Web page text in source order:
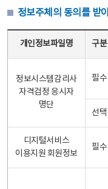
정보주체의 동의를 받
개인정보파일명 구분
정보시스템감리사
자격검정 응시자
명단
필수
선택
디지털서비스
이용지원 회원정보
필수